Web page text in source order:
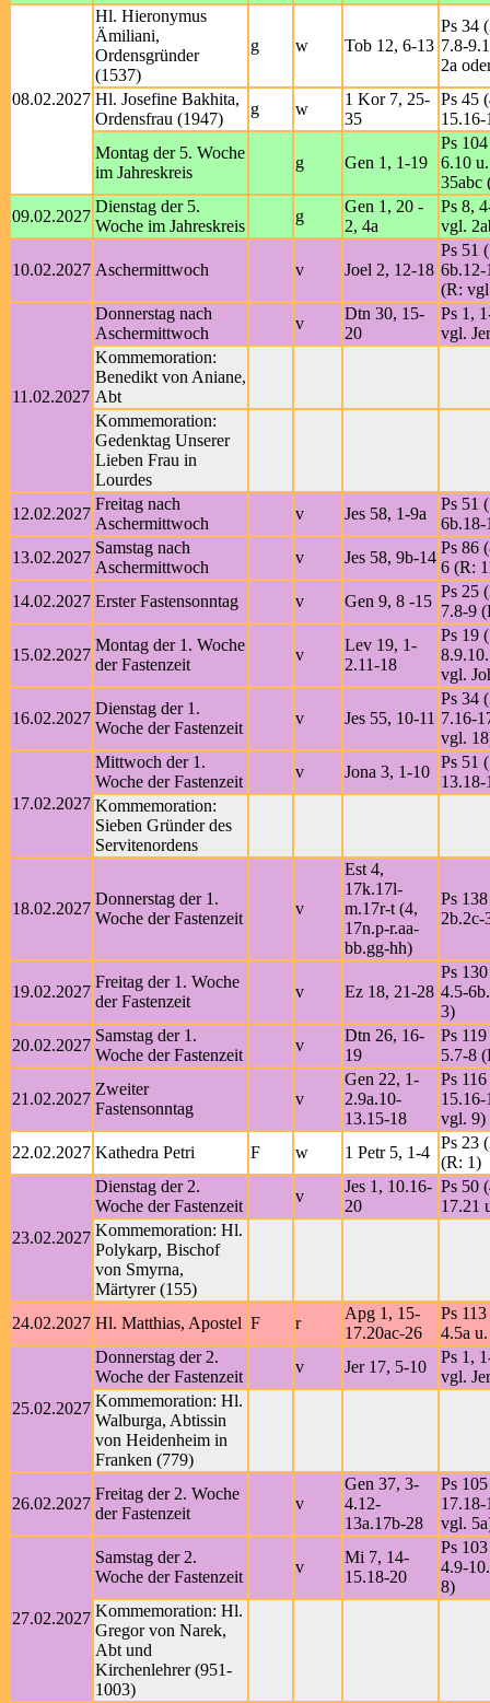
08.02.2027
Hl. Hieronymus
Ämiliani,
Ordensgründer
(1537)
g w Tob 12, 6-13
Ps 34
7.8-
2a
Hl. Josefine Bakhita,
Ordensfrau (1947)
g w
1 Kor 7, 25-
35
Ps 45
15.16-
Montag der 5. Woche
im Jahreskreis
g Gen 1, 1-19
Ps
6.10
35abc
09.02.2027
Dienstag der 5.
Woche im Jahreskreis
g
Gen 1, 20 -
2, 4a
Ps 8,
vgl.
10.02.2027 Aschermittwoch v Joel 2, 12-18
Ps 51
6b.12-
(R:
11.02.2027
Donnerstag nach
Aschermittwoch
v
Dtn 30, 15-
20
Ps 1,
vgl.
Kommemoration:
Benedikt von Aniane,
Abt
Kommemoration:
Gedenktag Unserer
Lieben Frau in
Lourdes
12.02.2027
Freitag nach
Aschermittwoch
v Jes 58, 1-9a
Ps 51
6b.18-
13.02.2027
Samstag nach
Aschermittwoch
v Jes 58, 9b-14
Ps 86
6 (R:
14.02.2027 Erster Fastensonntag v Gen 9, 8 -15
Ps 25
7.8-9
15.02.2027
Montag der 1. Woche
der Fastenzeit
v
Lev 19, 1-
2.11-18
Ps 19
vgl.
16.02.2027
Dienstag der 1.
Woche der Fastenzeit
v Jes 55, 10-11
Ps 34
7.16-
vgl.
17.02.2027
Mittwoch der 1.
Woche der Fastenzeit
v Jona 3, 1-10
Ps 51
Kommemoration:
Sieben Gründer des
Servitenordens
18.02.2027
Donnerstag der 1.
Woche der Fastenzeit
v
Est 4,
17k.17l-
m.17r-t (4,
17n.p-r.aa-
bb.gg-hh)
Ps
2b.2c-
19.02.2027
Freitag der 1. Woche
der Fastenzeit
v Ez 18, 21-28
Ps
4.5-
3)
20.02.2027
Samstag der 1.
Woche der Fastenzeit
v
Dtn 26, 16-
19
Ps
5.7-8
21.02.2027
Zweiter
Fastensonntag
v
Gen 22, 1-
2.9a.10-
13.15-18
Ps
vgl. 9)
22.02.2027 Kathedra Petri F w 1 Petr 5, 1-4
Ps 23
(R: 1)
23.02.2027
Dienstag der 2.
Woche der Fastenzeit
v
Jes 1, 10.16-
20
Ps 50
17.21
Kommemoration: Hl.
Polykarp, Bischof
von Smyrna,
Märtyrer (155)
24.02.2027 Hl. Matthias, Apostel F r
Apg 1, 15-
17.20ac-26
Ps
4.5a
25.02.2027
Donnerstag der 2.
Woche der Fastenzeit
v Jer 17, 5-10
Ps 1,
vgl.
Kommemoration: Hl.
Walburga, Abtissin
von Heidenheim in
Franken (779)
26.02.2027
Freitag der 2. Woche
der Fastenzeit
v
Gen 37, 3-
4.12-
13a.17b-28
Ps
vgl.
27.02.2027
Samstag der 2.
Woche der Fastenzeit
v
Mi 7, 14-
15.18-20
Ps
4.9-
8)
Kommemoration: Hl.
Gregor von Narek,
Abt und
Kirchenlehrer (951-
1003)